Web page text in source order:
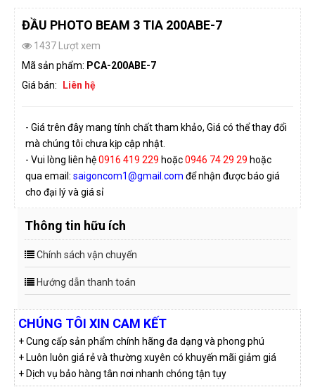
ĐẦU PHOTO BEAM 3 TIA 200ABE-7
1437 Lượt xem
Mã sản phẩm: PCA-200ABE-7
Giá bán:
Liên hệ
- Giá trên đây mang tính chất tham khảo, Giá có thể thay đổi
mà chúng tôi chưa kịp cập nhật.
- Vui lòng liên hệ0916 419 229 hoặc0946 74 29 29 hoặc
qua email: saigoncom1@gmail.com để nhận được báo giá
cho đại lý và giá sỉ
Thông tin hữu ích
Chính sách vận chuyển
Hướng dẫn thanh toán
CHÚNG TÔI XIN CAM KẾT
+ Cung cấp sản phẩm chính hãng đa dạng và phong phú
+ Luôn luôn giá rẻ và thường xuyên có khuyến mãi giảm giá
+ Dịch vụ bảo hàng tân nơi nhanh chóng tận tụy